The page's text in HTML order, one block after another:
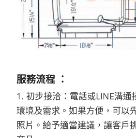
服務流程 ：
1. 初步接洽：電話或LINE溝通
環境及需求。如果方便，可以
照片。給予適當建議，讓客戶